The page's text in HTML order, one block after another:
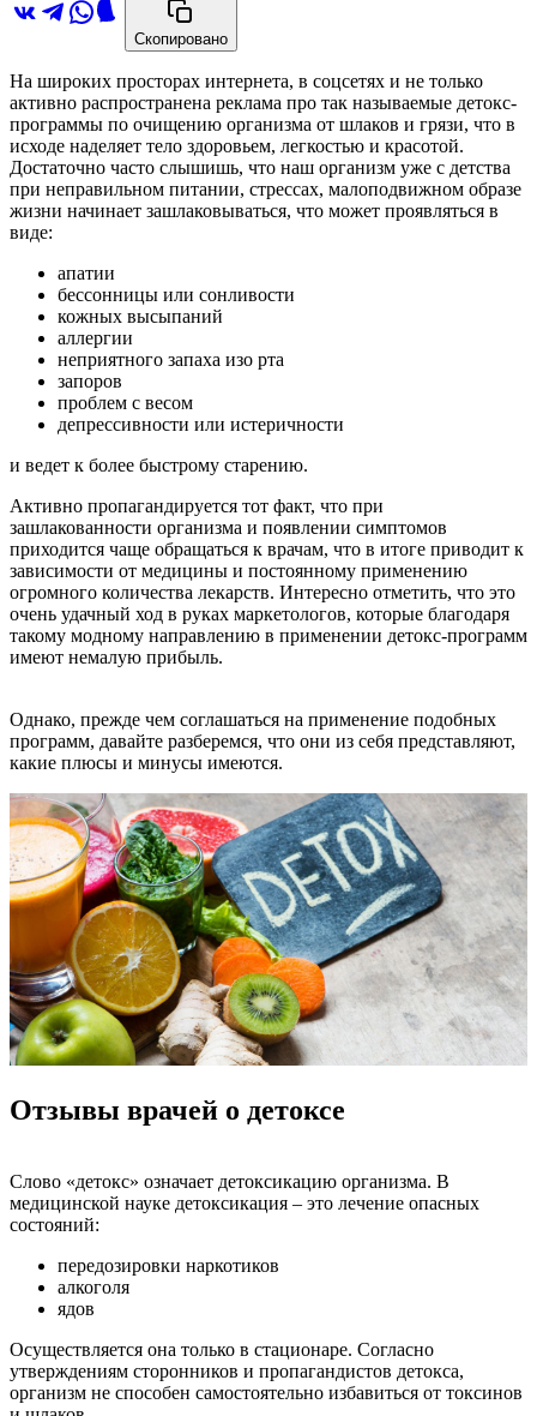
Скопировано
На широких просторах интернета, в соцсетях и не только
активно распространена реклама про так называемые детокс-
программы по очищению организма от шлаков и грязи, что в
исходе наделяет тело здоровьем, легкостью и красотой.
Достаточно часто слышишь, что наш организм уже с детства
при неправильном питании, стрессах, малоподвижном образе
жизни начинает зашлаковываться, что может проявляться в
виде:
апатии
бессонницы или сонливости
кожных высыпаний
аллергии
неприятного запаха изо рта
запоров
проблем с весом
депрессивности или истеричности
и ведет к более быстрому старению.
Активно пропагандируется тот факт, что при
зашлакованности организма и появлении симптомов
приходится чаще обращаться к врачам, что в итоге приводит к
зависимости от медицины и постоянному применению
огромного количества лекарств. Интересно отметить, что это
очень удачный ход в руках маркетологов, которые благодаря
такому модному направлению в применении детокс-программ
имеют немалую прибыль.
Однако, прежде чем соглашаться на применение подобных
программ, давайте разберемся, что они из себя представляют,
какие плюсы и минусы имеются.
Отзывы врачей о детоксе
Слово «детокс» означает детоксикацию организма. В
медицинской науке детоксикация – это лечение опасных
состояний:
передозировки наркотиков
алкоголя
ядов
Осуществляется она только в стационаре. Согласно
утверждениям сторонников и пропагандистов детокса,
организм не способен самостоятельно избавиться от токсинов